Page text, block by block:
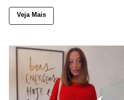
Veja Mais